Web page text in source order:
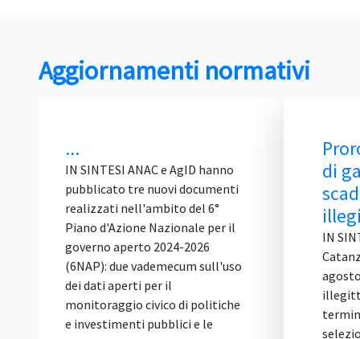
Aggiornamenti normativi
di gara a ridosso della
scadenza: è
illegittima
IN SINTESI Il TAR Calabria,
Catanzaro, Sez. I, sentenza 5
agosto 2026, n. 1538, dichiara
illegittima la proroga del
termine di partecipazione a una
selezione pubblica, concessa